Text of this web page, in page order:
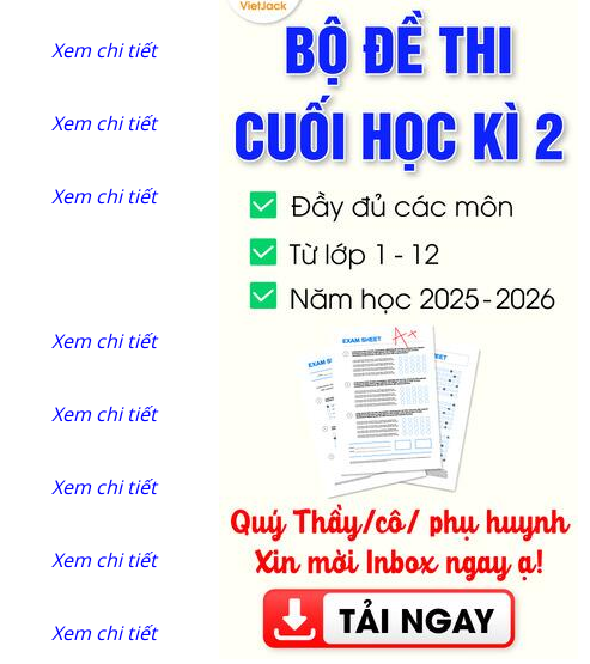
Xem chi tiết
Xem chi tiết
Xem chi tiết
Xem chi tiết
Xem chi tiết
Xem chi tiết
Xem chi tiết
Xem chi tiết